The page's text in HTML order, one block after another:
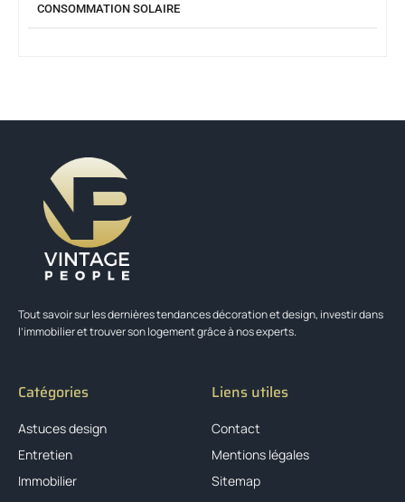
CONSOMMATION SOLAIRE
Tout savoir sur les dernières tendances décoration et design, investir dans
l’immobilier et trouver son logement grâce à nos experts.
Catégories
Astuces design
Entretien
Immobilier
Liens utiles
Contact
Mentions légales
Sitemap